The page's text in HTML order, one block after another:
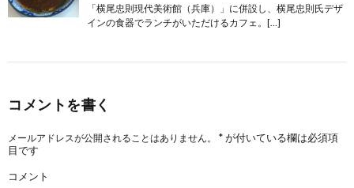
「横尾忠則現代美術館（兵庫）」に併設し、横尾忠則氏デザ
インの食器でランチがいただけるカフェ。[…]
コメントを書く
メールアドレスが公開されることはありません。 *が付いている欄は必須項
目です
コメント